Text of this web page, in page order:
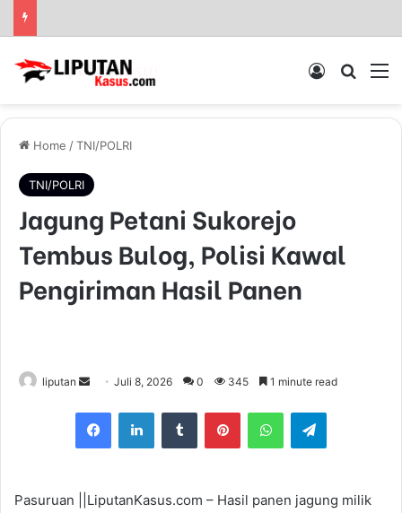
Log In
Home /TNI/POLRI
TNI/POLRI
Jagung Petani Sukorejo
Tembus Bulog, Polisi Kawal
Pengiriman Hasil Panen
liputan
n
d
Juli 8, 2026 0 345 1 minute read
Pasuruan ||LiputanKasus.com – Hasil panen jagung milik